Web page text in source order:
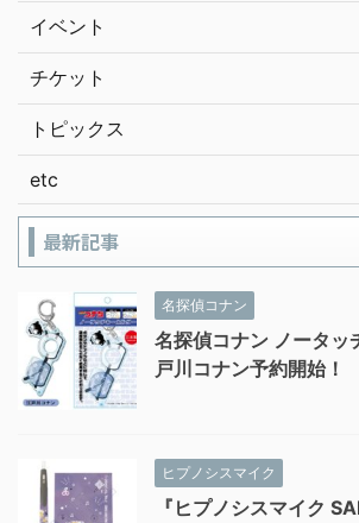
イベント
チケット
トピックス
etc
最新記事
名探偵コナン
名探偵コナン ノータッ
戸川コナン予約開始！
ヒプノシスマイク
『ヒプノシスマイク